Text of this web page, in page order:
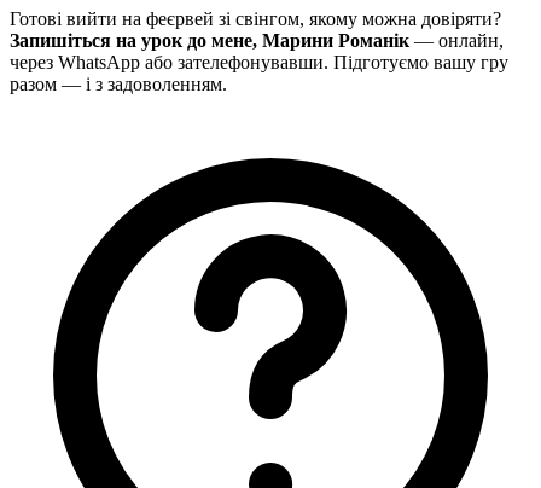
Готові вийти на феєрвей зі свінгом, якому можна довіряти?
Запишіться на урок до мене, Марини Романік — онлайн,
через WhatsApp або зателефонувавши. Підготуємо вашу гру
разом — і з задоволенням.